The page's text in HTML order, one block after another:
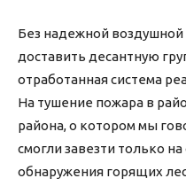
Без надежной воздушной
доставить десантную
отработанная система
На тушение пожара в
района, о котором мы
смогли завезти только
обнаружения горящих